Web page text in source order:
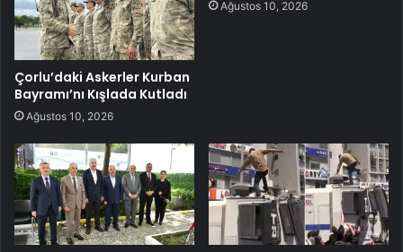
Çorlu’daki Askerler Kurban
Bayramı’nı Kışlada Kutladı
Ağustos 10, 2026
Ağustos 10, 2026